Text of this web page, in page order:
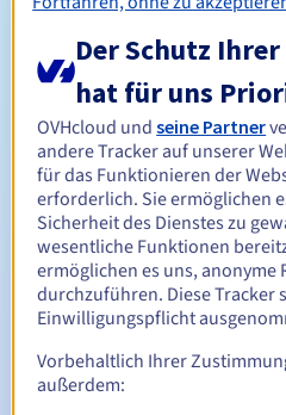
Vergabekriterien erfüllt.
Sämtliche Fehler bei diesem
dazu führen, dass die Domain
Verwaltungsregeln und
Registrierungszeitraum
Verlängerungszeitraum
Rückgewinnungsfrist
Der Schutz
hat für uns
OVHcloud undseine Partner
andere Tracker auf unserer
für das Funktionieren der
erforderlich. Sie ermöglichen
Sicherheit des Dienstes zu
wesentliche Funktionen
ermöglichen es uns, anonyme
durchzuführen. Diese Tracker
Einwilligungspflicht
Vorbehaltlich Ihrer
außerdem: